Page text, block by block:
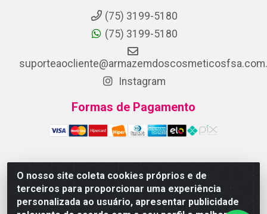
O nosso site coleta cookies próprios e de
terceiros para proporcionar uma experiência
personalizada ao usuário, apresentar publicidade
(75) 3199-5180
(75) 3199-5180
Instagram
Formas de Pagamento
ARMAZEM DOS COSMETICOS DISTRIBUIDORA LTDA -
Av.Transnordestina, 2222 - Parque Ipê, Feira de
Santana/BA - CEP 44.054-008 - CNPJ 07.246.802/0001-